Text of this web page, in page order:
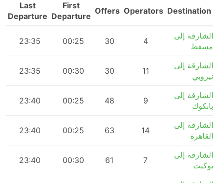
Destination
Operators
Offers
First
Departure
Last
Departure
الشارقة إلى
مسقط
4
30
00:25
23:35
الشارقة إلى
نيروبي
11
30
00:30
23:35
الشارقة إلى
بانكوك
9
48
00:25
23:40
الشارقة إلى
القاهرة
14
63
00:25
23:40
الشارقة إلى
بوكيت
7
61
00:30
23:40